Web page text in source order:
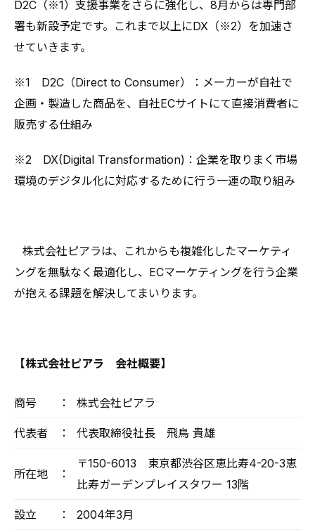
D2C（※1）支援事業をさらに強化し、8月からは専門部
署も新設予定です。これまで以上にDX（※2）を加速さ
せていきます。
※1 D2C（Direct to Consumer）：メーカーが自社で
企画・製造した商品を、自社ECサイトにて直接消費者に
販売する仕組み
※2 DX(Digital Transformation)：企業を取りまく市場
環境のデジタル化に対応するために行う一連の取り組み
⠀株式会社ピアラは、これからも複雑化したマーケティ
ングを無駄なく最適化し、ECマーケティングを行う企業
が抱える課題を解決してまいります。
【株式会社ピアラ 会社概要】
商号 ： 株式会社ピアラ
代表者 ： 代表取締役社長 飛鳥 貴雄
所在地 ：
〒150-6013 東京都渋谷区恵比寿4-20-3恵
比寿ガーデンプレイスタワー 13階
設立 ： 2004年3月